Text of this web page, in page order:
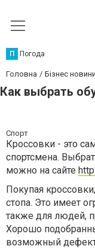
П Погода
Головна Бізнес новини
Как выбрать
Спорт
Кроссовки - это
спортсмена.
можно на сайте
Покупая
стопа. Это имеет
также для людей,
Хорошо
возможный